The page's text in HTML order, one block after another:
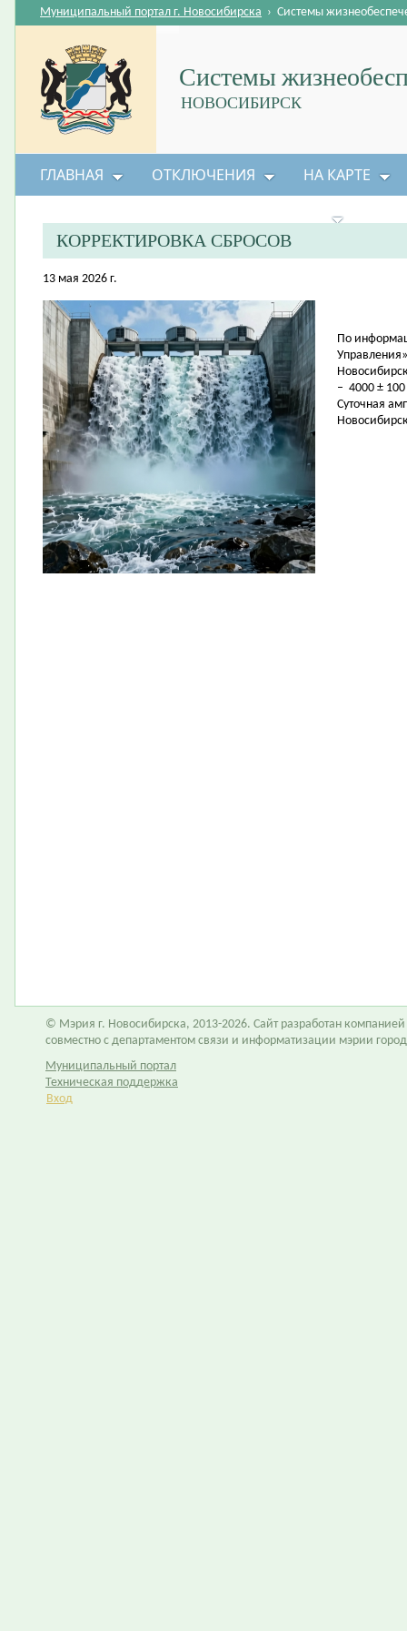
Системы
НОВОСИБИРСК
Муниципальный портал г. Новосибирска › Системы
ГЛАВНАЯ ОТКЛЮЧЕНИЯ НА КАРТЕ
КОРРЕКТИРОВКА СБРОСОВ
13 мая 2026 г.
По
– 4000 ±
Суточная
© Мэрия г. Новосибирска, 2013-2026. Сайт разработан компанией
совместно с департаментом связи и информатизации мэрии
Муниципальный портал
Техническая поддержка
Вход